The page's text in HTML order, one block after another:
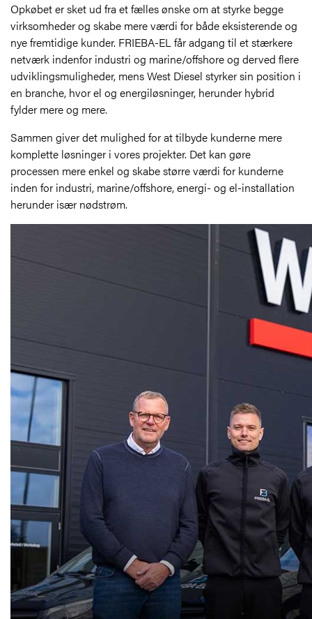
Opkøbet er sket ud fra et fælles ønske om at styrke begge
virksomheder og skabe mere værdi for både eksisterende og
nye fremtidige kunder. FRIEBA-EL får adgang til et stærkere
netværk indenfor industri og marine/offshore og derved flere
udviklingsmuligheder, mens West Diesel styrker sin position i
en branche, hvor el og energiløsninger, herunder hybrid
fylder mere og mere.
Sammen giver det mulighed for at tilbyde kunderne mere
komplette løsninger i vores projekter. Det kan gøre
processen mere enkel og skabe større værdi for kunderne
inden for industri, marine/offshore, energi- og el-installation
herunder især nødstrøm.